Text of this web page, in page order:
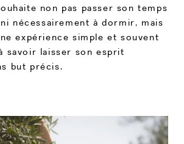
non pas passer son temps
nécessairement à dormir, mais
expérience simple et souvent
savoir laisser son esprit
but précis.